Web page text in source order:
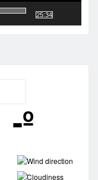
25:34
-º
-
-